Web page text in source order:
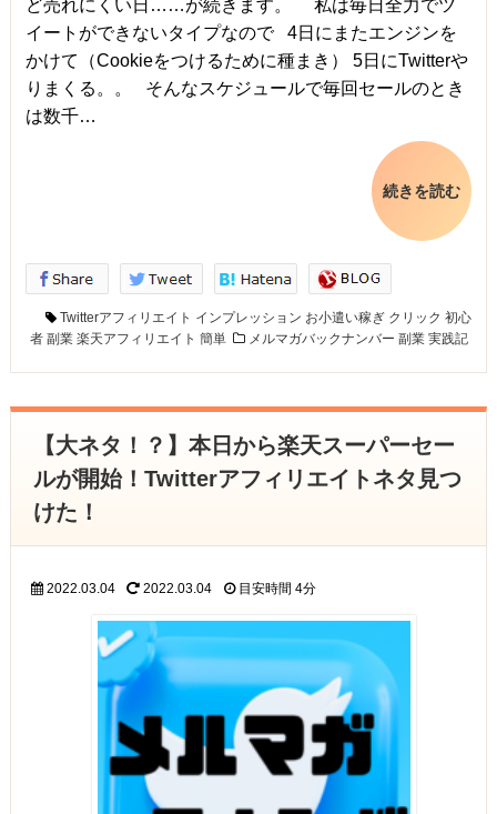
ど売れにくい日……が続きます。 私は毎日全力でツ
イートができないタイプなので 4日にまたエンジンを
かけて（Cookieをつけるために種まき） 5日にTwitterや
りまくる。。 そんなスケジュールで毎回セールのとき
は数千…
続きを読む
Twitterアフィリエイト インプレッション お小遣い稼ぎ クリック 初心
者 副業 楽天アフィリエイト 簡単 メルマガバックナンバー 副業 実践記
【大ネタ！？】本日から楽天スーパーセー
ルが開始！Twitterアフィリエイトネタ見つ
けた！
2022.03.04 2022.03.04 目安時間 4分